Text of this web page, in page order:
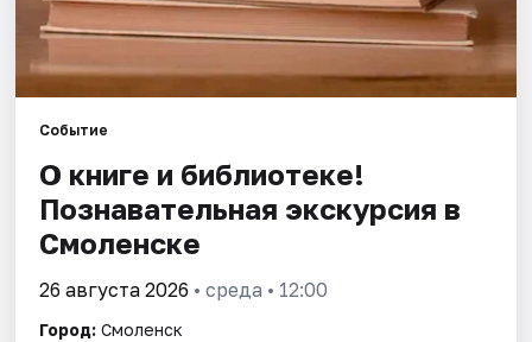
Событие
О книге и библиотеке!
Познавательная экскурсия в
Смоленске
26 августа 2026 • среда • 12:00
Город: Смоленск